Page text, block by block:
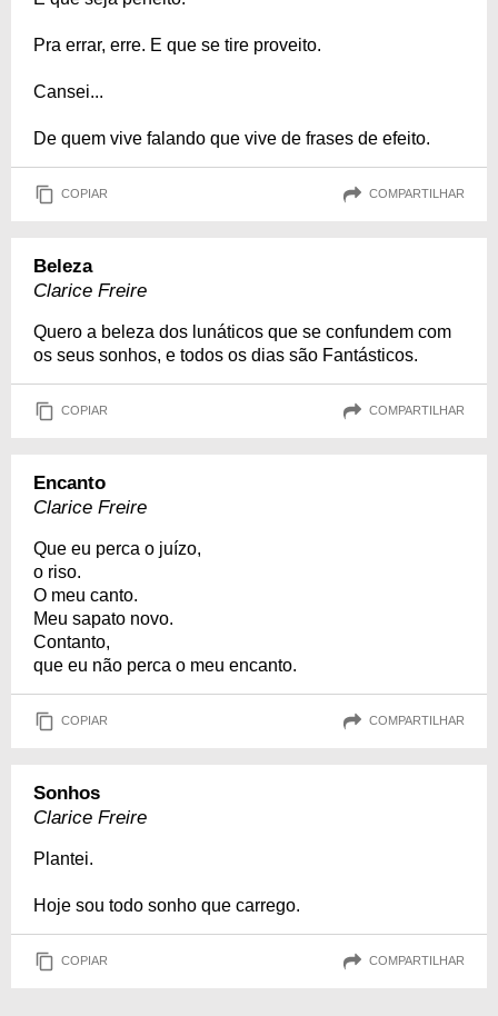
Pra errar, erre. E que se tire proveito.
Cansei...
De quem vive falando que vive de frases de efeito.
COPIAR COMPARTILHAR
Beleza
Clarice Freire
Quero a beleza dos lunáticos que se confundem com
os seus sonhos, e todos os dias são Fantásticos.
COPIAR COMPARTILHAR
Encanto
Clarice Freire
Que eu perca o juízo,
o riso.
O meu canto.
Meu sapato novo.
Contanto,
que eu não perca o meu encanto.
COPIAR COMPARTILHAR
Sonhos
Clarice Freire
Plantei.
Hoje sou todo sonho que carrego.
COPIAR COMPARTILHAR